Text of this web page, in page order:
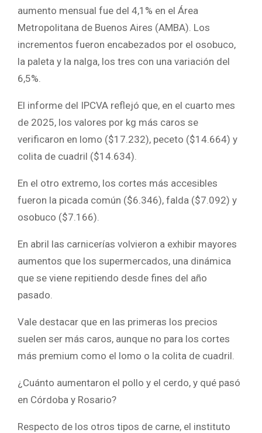
aumento mensual fue del 4,1% en el Área
Metropolitana de Buenos Aires (AMBA). Los
incrementos fueron encabezados por el osobuco,
la paleta y la nalga, los tres con una variación del
6,5%.
El informe del IPCVA reflejó que, en el cuarto mes
de 2025, los valores por kg más caros se
verificaron en lomo ($17.232), peceto ($14.664) y
colita de cuadril ($14.634).
En el otro extremo, los cortes más accesibles
fueron la picada común ($6.346), falda ($7.092) y
osobuco ($7.166).
En abril las carnicerías volvieron a exhibir mayores
aumentos que los supermercados, una dinámica
que se viene repitiendo desde fines del año
pasado.
Vale destacar que en las primeras los precios
suelen ser más caros, aunque no para los cortes
más premium como el lomo o la colita de cuadril.
¿Cuánto aumentaron el pollo y el cerdo, y qué pasó
en Córdoba y Rosario?
Respecto de los otros tipos de carne, el instituto